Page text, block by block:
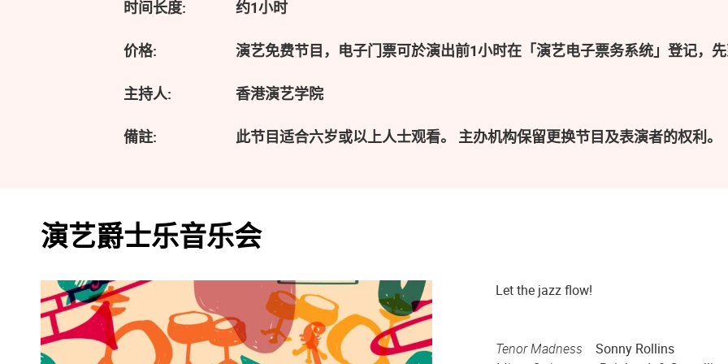
时间长度: 约1小时
价格: 演艺免费节目，电子门票可於演出前1小时在「演艺电子票务系统」登记，
主持人: 香港演艺学院
備註: 此节目适合六岁或以上人士观看。 主办机构保留更换节目及表演者的权利。
演艺爵士乐音乐会
Let the jazz flow!
Tenor Madness
Sonny Rollins